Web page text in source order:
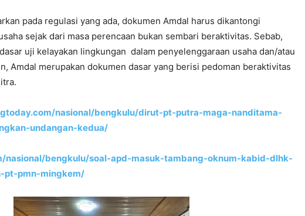
pada regulasi yang ada, dokumen Amdal harus dikantongi
sejak dari masa perencaan bukan sembari beraktivitas. Sebab,
uji kelayakan lingkungan dalam penyelenggaraan usaha dan/atau
Amdal merupakan dokumen dasar yang berisi pedoman beraktivitas
nasional/bengkulu/dirut-pt-putra-maga-nanditama-
undangan-kedua/
nasional/bengkulu/soal-apd-masuk-tambang-oknum-kabid-dlhk-
pt-pmn-mingkem/